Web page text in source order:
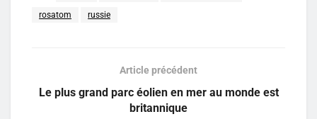
rosatom russie
Article précédent
Le plus grand parc éolien en mer au monde est
britannique